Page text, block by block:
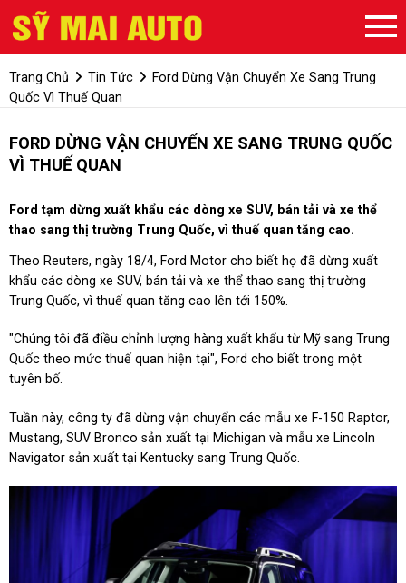
Trang Chủ Tin Tức
Ford Dừng Vận Chuyển Xe Sang Trung
Quốc Vì Thuế Quan
FORD DỪNG VẬN CHUYỂN XE SANG TRUNG QUỐC
VÌ THUẾ QUAN
Ford tạm dừng xuất khẩu các dòng xe SUV, bán tải và xe thể
thao sang thị trường Trung Quốc, vì thuế quan tăng cao.
Theo Reuters, ngày 18/4, Ford Motor cho biết họ đã dừng xuất
khẩu các dòng xe SUV, bán tải và xe thể thao sang thị trường
Trung Quốc, vì thuế quan tăng cao lên tới 150%.
"Chúng tôi đã điều chỉnh lượng hàng xuất khẩu từ Mỹ sang Trung
Quốc theo mức thuế quan hiện tại", Ford cho biết trong một
tuyên bố.
Tuần này, công ty đã dừng vận chuyển các mẫu xe F-150 Raptor,
Mustang, SUV Bronco sản xuất tại Michigan và mẫu xe Lincoln
Navigator sản xuất tại Kentucky sang Trung Quốc.